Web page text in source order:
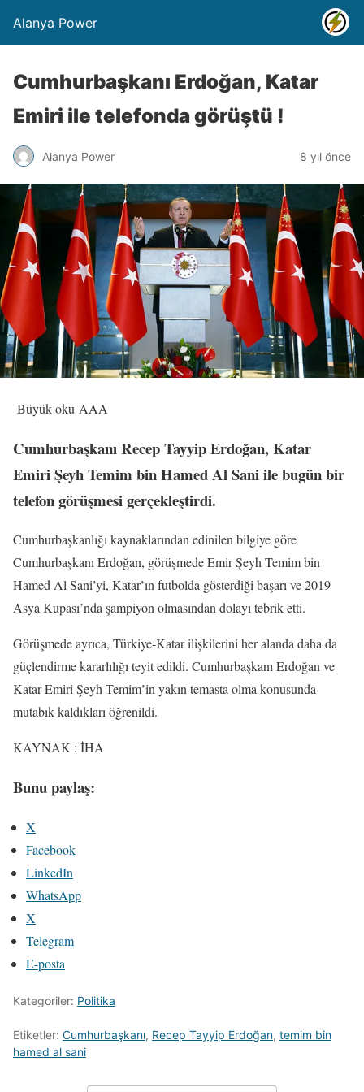
Alanya Power
Cumhurbaşkanı Erdoğan, Katar
Emiri ile telefonda görüştü !
Alanya Power 8 yıl önce
Büyük oku AAA
Cumhurbaşkanı Recep Tayyip Erdoğan, Katar
Emiri Şeyh Temim bin Hamed Al Sani ile bugün bir
telefon görüşmesi gerçekleştirdi.
Cumhurbaşkanlığı kaynaklarından edinilen bilgiye göre
Cumhurbaşkanı Erdoğan, görüşmede Emir Şeyh Temim bin
Hamed Al Sani’yi, Katar’ın futbolda gösterdiği başarı ve 2019
Asya Kupası’nda şampiyon olmasından dolayı tebrik etti.
Görüşmede ayrıca, Türkiye-Katar ilişkilerini her alanda daha da
güçlendirme kararlılığı teyit edildi. Cumhurbaşkanı Erdoğan ve
Katar Emiri Şeyh Temim’in yakın temasta olma konusunda
mutabık kaldıkları öğrenildi.
KAYNAK : İHA
Bunu paylaş:
X
Facebook
LinkedIn
WhatsApp
X
Telegram
E-posta
Kategoriler: Politika
Etiketler: Cumhurbaşkanı, Recep Tayyip Erdoğan, temim bin
hamed al sani